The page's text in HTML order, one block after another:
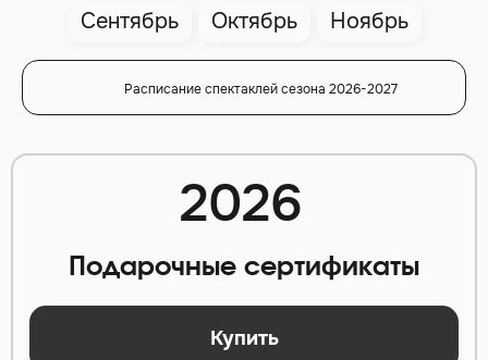
Сентябрь Октябрь Ноябрь
Расписание спектаклей сезона 2026-2027
2026
Подарочные сертификаты
Купить